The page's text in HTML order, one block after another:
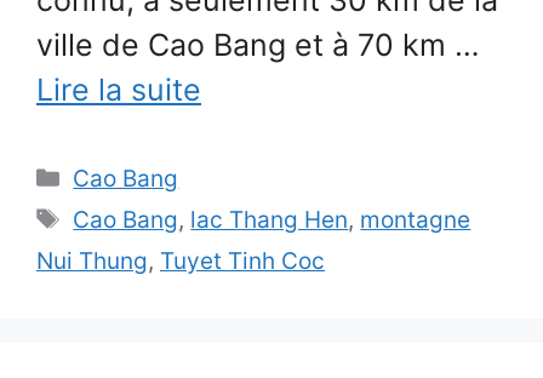
ville de Cao Bang et à 70 km …
Lire la suite
Catégories
Cao Bang
Étiquettes
Cao Bang, lac Thang Hen, montagne
Nui Thung, Tuyet Tinh Coc